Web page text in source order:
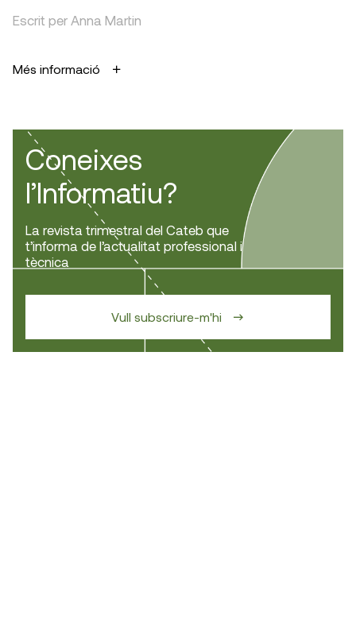
Escrit per Anna Martin
Més informació
Coneixes
l’Informatiu?
La revista trimestral del Cateb que
t’informa de l’actualitat professional i
tècnica
Vull subscriure-m'hi